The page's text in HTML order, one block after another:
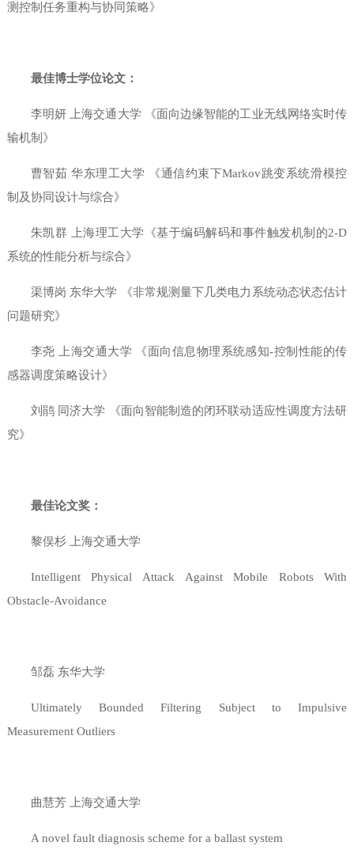
测控制任务重构与协同策略》
最佳博士学位论文：
李明妍 上海交通大学 《面向边缘智能的工业无线网络实时传
输机制》
曹智茹 华东理工大学 《通信约束下Markov跳变系统滑模控
制及协同设计与综合》
朱凯群 上海理工大学《基于编码解码和事件触发机制的2-D
系统的性能分析与综合》
渠博岗 东华大学 《非常规测量下几类电力系统动态状态估计
问题研究》
李尧 上海交通大学 《面向信息物理系统感知-控制性能的传
感器调度策略设计》
刘鹃 同济大学 《面向智能制造的闭环联动适应性调度方法研
究》
最佳论文奖：
黎俣杉 上海交通大学
Intelligent Physical Attack Against Mobile Robots With
Obstacle-Avoidance
邹磊 东华大学
Ultimately Bounded Filtering Subject to Impulsive
Measurement Outliers
曲慧芳 上海交通大学
A novel fault diagnosis scheme for a ballast system